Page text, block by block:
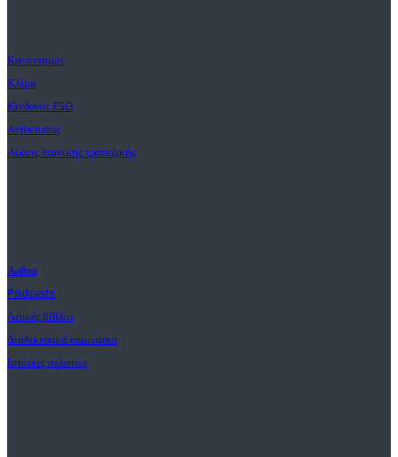
Κανονισμοί
Κλίμα
Κίνδυνοι ESG
Αντίκτυπος
Λύσεις λιανικής τραπεζικής
Άρθρα
Podcasts
Λευκές βίβλοι
Διαδικτυακά σεμινάρια
Ιστορίες πελατών